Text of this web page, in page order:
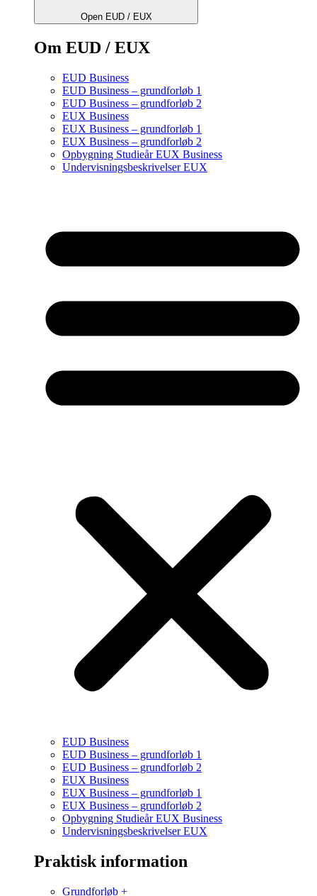
Open EUD / EUX
Om EUD / EUX
EUD Business
EUD Business – grundforløb 1
EUD Business – grundforløb 2
EUX Business
EUX Business – grundforløb 1
EUX Business – grundforløb 2
Opbygning Studieår EUX Business
Undervisningsbeskrivelser EUX
EUD Business
EUD Business – grundforløb 1
EUD Business – grundforløb 2
EUX Business
EUX Business – grundforløb 1
EUX Business – grundforløb 2
Opbygning Studieår EUX Business
Undervisningsbeskrivelser EUX
Praktisk information
Grundforløb +